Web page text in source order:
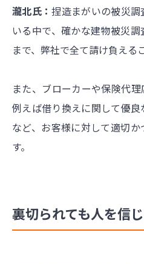
瀧北氏：捏造まがいの被災
いる中で、確かな建物被災
まで、弊社で全て請け負える
また、ブローカーや保険代理
例えば借り換えに関して優
など、お客様に対して適切
す。
裏切られても人を信